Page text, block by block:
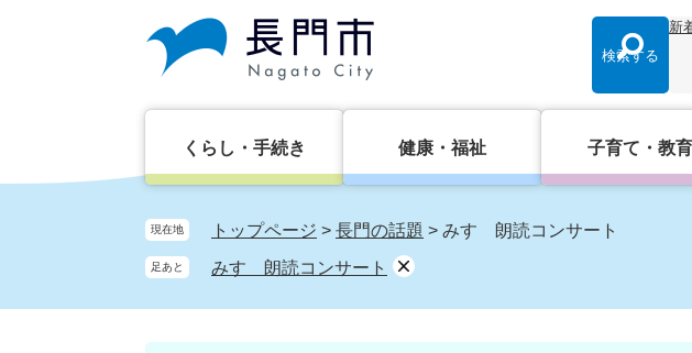
検索する
新
くらし・手続き 健康・福祉 子育て・教育
現在地 トップページ > 長門の話題 > みすゞ朗読コンサート
足あと みすゞ朗読コンサート